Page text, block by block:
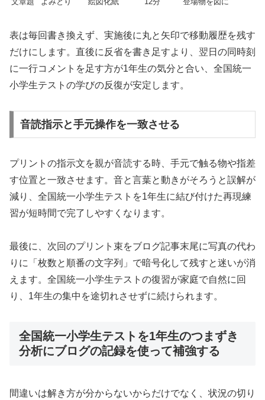
表は毎回書き換えず、実施後に丸と矢印で移動履歴を残す
だけにします。直後に反省を書き足すより、翌日の同時刻
に一行コメントを足す方が1年生の気分と合い、全国統一
小学生テストの学びの反復が安定します。
音読指示と手元操作を一致させる
プリントの指示文を親が音読する時、手元で触る物や指差
す位置と一致させます。音と言葉と動きがそろうと誤解が
減り、全国統一小学生テストを1年生に結び付けた再現練
習が短時間で完了しやすくなります。
最後に、次回のプリント束をブログ記事末尾に写真の代わ
りに「枚数と順番の文字列」で暗号化して残すと迷いが消
えます。全国統一小学生テストの復習が家庭で自然に回
り、1年生の集中を途切れさせずに続けられます。
全国統一小学生テストを1年生のつまずき
分析にブログの記録を使って補強する
間違いは解き方が分からないからだけでなく、状況の切り